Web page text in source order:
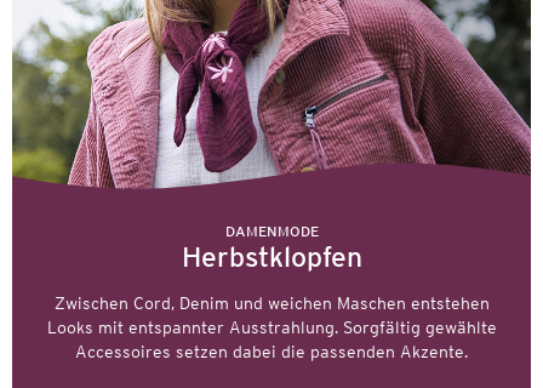
DAMENMODE
Herbstklopfen
Zwischen Cord, Denim und weichen Maschen entstehen
Looks mit entspannter Ausstrahlung. Sorgfältig gewählte
Accessoires setzen dabei die passenden Akzente.